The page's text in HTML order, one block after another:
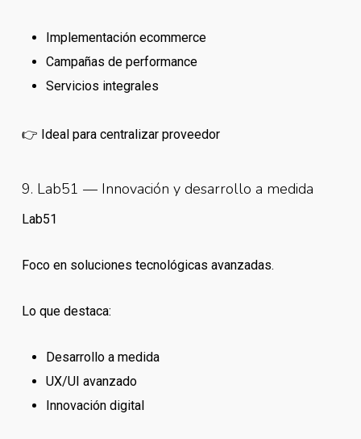
Implementación ecommerce
Campañas de performance
Servicios integrales
👉 Ideal para centralizar proveedor
9. Lab51 — Innovación y desarrollo a medida
Lab51
Foco en soluciones tecnológicas avanzadas.
Lo que destaca:
Desarrollo a medida
UX/UI avanzado
Innovación digital